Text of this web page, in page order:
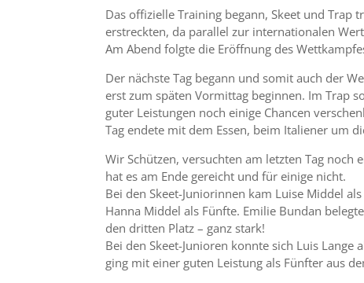
Das offizielle Training begann, Skeet und Trap
erstreckten, da parallel zur internationalen
Am Abend folgte die Eröffnung des
Der nächste Tag begann und somit auch der
erst zum späten Vormittag beginnen. Im Trap
guter Leistungen noch einige Chancen
Tag endete mit dem Essen, beim Italiener um
Wir Schützen, versuchten am letzten Tag
hat es am Ende gereicht und für einige nicht.
Bei den Skeet-Juniorinnen kam Luise Middel
Hanna Middel als Fünfte. Emilie Bundan
den dritten Platz – ganz stark!
Bei den Skeet-Junioren konnte sich Luis
ging mit einer guten Leistung als Fünfter aus